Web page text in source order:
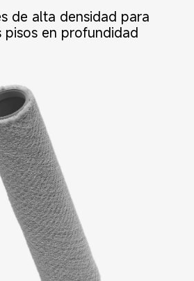
de alta densidad para
pisos en profundidad